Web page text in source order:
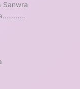
Sanwra